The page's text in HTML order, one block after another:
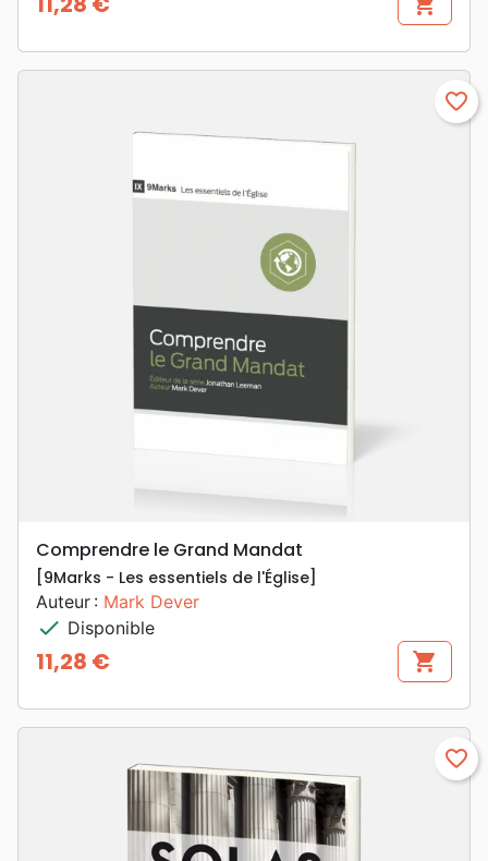
Prix
favorite_border
Comprendre le Grand Mandat
[9Marks - Les essentiels de l'Église]
Auteur : Mark Dever
check Disponible
Prix
11,28 € shopping_cart
favorite_border